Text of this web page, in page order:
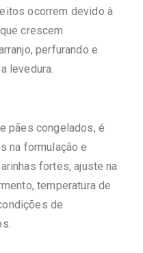
ocorrem devido à
crescem
perfurando e
levedura.
pães congelados, é
na formulação e
fortes, ajuste na
temperatura de
de